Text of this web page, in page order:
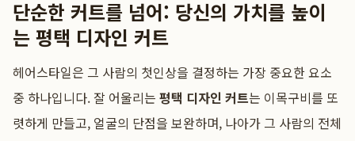
단순한 커트를 넘어: 당신의 가치를 높이
는 평택 디자인 커트
헤어스타일은 그 사람의 첫인상을 결정하는 가장 중요한 요소
중 하나입니다. 잘 어울리는 평택 디자인 커트는 이목구비를 또
렷하게 만들고, 얼굴의 단점을 보완하며, 나아가 그 사람의 전체